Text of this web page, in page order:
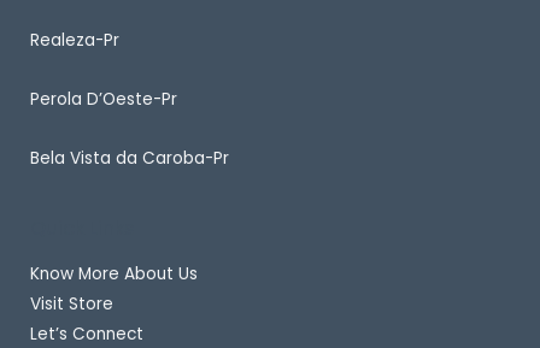
Realeza-Pr
Perola D’Oeste-Pr
Bela Vista da Caroba-Pr
Know More About Us
Visit Store
Let’s Connect